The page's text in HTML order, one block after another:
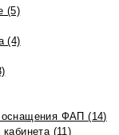
(5)
(4)
оснащения ФАП (14)
(11)